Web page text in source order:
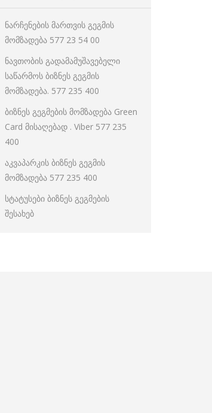
ნარჩენების მართვის გეგმის
მომზადება 577 23 54 00
ნავთობის გადამამუშავებელი
საწარმოს ბიზნეს გეგმის
მომზადება. 577 235 400
ბიზნეს გეგმების მომზადება Green
Card მისაღებად . Viber 577 235
400
აკვაპარკის ბიზნეს გეგმის
მომზადება 577 235 400
სტატუსები ბიზნეს გეგმების
შესახებ